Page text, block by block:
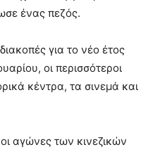
ένας πεζός.
για το νέο έτος
οι περισσότεροι
κέντρα, τα σινεμά και
αγώνες των κινεζικών